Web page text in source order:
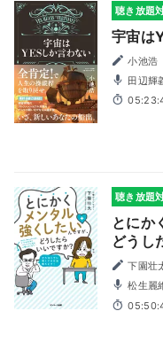
聴き放題
宇宙は
小池浩
田辺輝
聴き放題
とにか
どうし
下園壮
松生麗